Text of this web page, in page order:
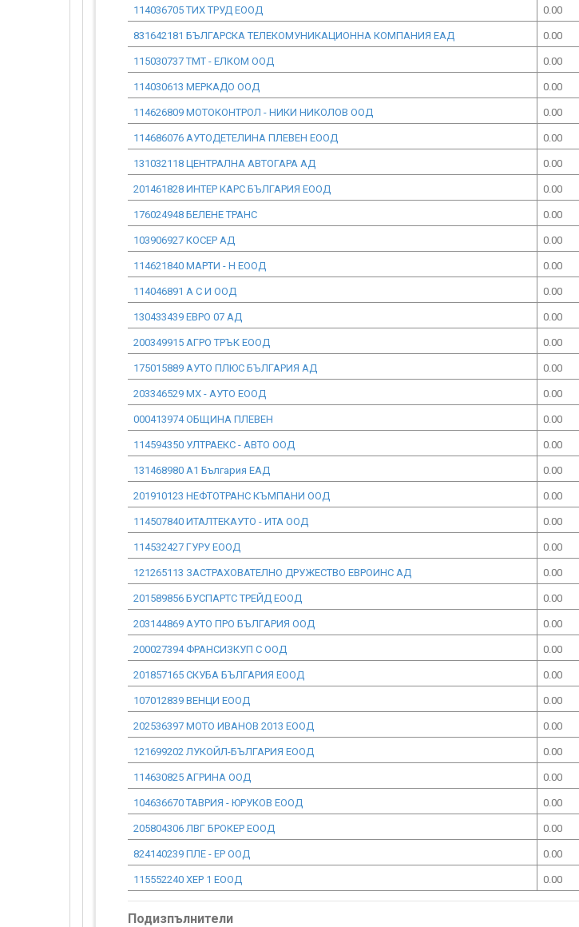
114036705 ТИХ ТРУД ЕООД 0.00
831642181 БЪЛГАРСКА ТЕЛЕКОМУНИКАЦИОННА КОМПАНИЯ ЕАД 0.00
115030737 ТМТ - ЕЛКОМ ООД 0.00
114030613 МЕРКАДО ООД 0.00
114626809 МОТОКОНТРОЛ - НИКИ НИКОЛОВ ООД 0.00
114686076 АУТОДЕТЕЛИНА ПЛЕВЕН ЕООД 0.00
131032118 ЦЕНТРАЛНА АВТОГАРА АД 0.00
201461828 ИНТЕР КАРС БЪЛГАРИЯ ЕООД 0.00
176024948 БЕЛЕНЕ ТРАНС 0.00
103906927 КОСЕР АД 0.00
114621840 МАРТИ - Н ЕООД 0.00
114046891 А С И ООД 0.00
130433439 ЕВРО 07 АД 0.00
200349915 АГРО ТРЪК ЕООД 0.00
175015889 АУТО ПЛЮС БЪЛГАРИЯ АД 0.00
203346529 МХ - АУТО ЕООД 0.00
000413974 ОБЩИНА ПЛЕВЕН 0.00
114594350 УЛТРАЕКС - АВТО ООД 0.00
131468980 А1 България ЕАД 0.00
201910123 НЕФТОТРАНС КЪМПАНИ ООД 0.00
114507840 ИТАЛТЕКАУТО - ИТА ООД 0.00
114532427 ГУРУ ЕООД 0.00
121265113 ЗАСТРАХОВАТЕЛНО ДРУЖЕСТВО ЕВРОИНС АД 0.00
201589856 БУСПАРТС ТРЕЙД ЕООД 0.00
203144869 АУТО ПРО БЪЛГАРИЯ ООД 0.00
200027394 ФРАНСИЗКУП С ООД 0.00
201857165 СКУБА БЪЛГАРИЯ ЕООД 0.00
107012839 ВЕНЦИ ЕООД 0.00
202536397 МОТО ИВАНОВ 2013 ЕООД 0.00
121699202 ЛУКОЙЛ-БЪЛГАРИЯ ЕООД 0.00
114630825 АГРИНА ООД 0.00
104636670 ТАВРИЯ - ЮРУКОВ ЕООД 0.00
205804306 ЛВГ БРОКЕР ЕООД 0.00
824140239 ПЛЕ - ЕР ООД 0.00
115552240 ХЕР 1 ЕООД 0.00
Подизпълнители